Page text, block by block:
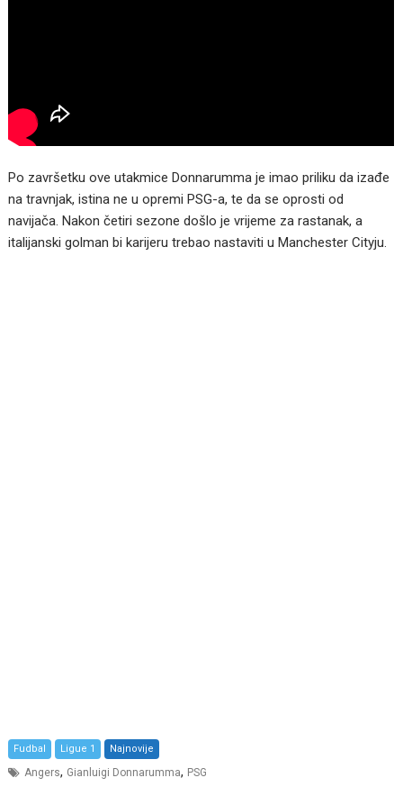
Po završetku ove utakmice Donnarumma je imao priliku da izađe
na travnjak, istina ne u opremi PSG-a, te da se oprosti od
navijača. Nakon četiri sezone došlo je vrijeme za rastanak, a
italijanski golman bi karijeru trebao nastaviti u Manchester Cityju.
Fudbal Ligue 1 Najnovije
Angers, Gianluigi Donnarumma, PSG